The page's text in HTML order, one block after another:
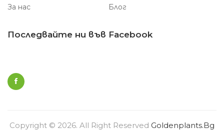
За нас
Блог
Последвайте ни във Facebook
Copyright © 2026. All Right Reserved Goldenplants.bg